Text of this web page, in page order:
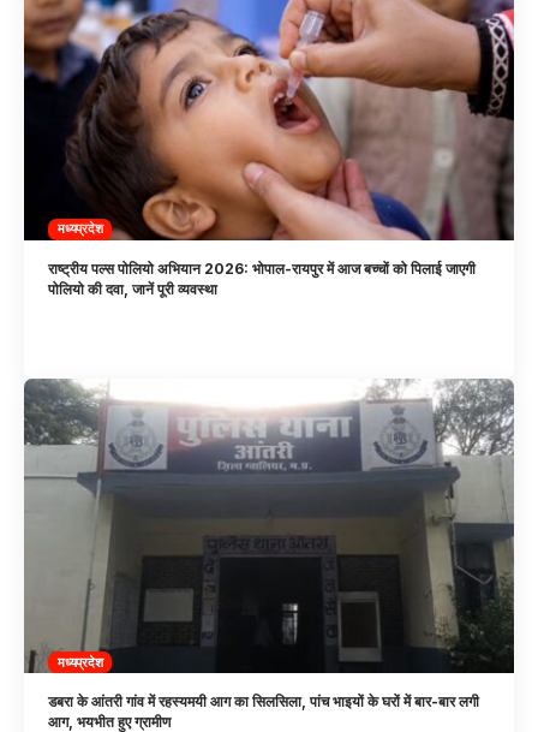
मध्यप्रदेश
राष्ट्रीय पल्स पोलियो अभियान 2026: भोपाल-रायपुर में आज बच्चों को पिलाई जाएगी
पोलियो की दवा, जानें पूरी व्यवस्था
मध्यप्रदेश
डबरा के आंतरी गांव में रहस्यमयी आग का सिलसिला, पांच भाइयों के घरों में बार-बार लगी
आग, भयभीत हुए ग्रामीण